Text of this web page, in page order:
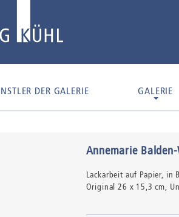
DER GALERIE GALERIE
Annemarie
Lackarbeit auf Papier, in
Original 26 x 15,3 cm,